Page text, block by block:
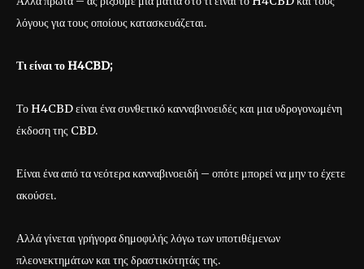
λόγους για τους οποίους κατασκευάζεται.
Τι είναι το H4CBD;
Το H4CBD είναι ένα συνθετικό κανναβινοειδές και μια υδρογονωμένη
έκδοση της CBD.
Είναι ένα από τα νεότερα κανναβινοειδή – οπότε μπορεί να μην το έχετε
ακούσει.
Αλλά γίνεται γρήγορα δημοφιλής λόγω των υποτιθέμενων
πλεονεκτημάτων και της δραστικότητάς της.